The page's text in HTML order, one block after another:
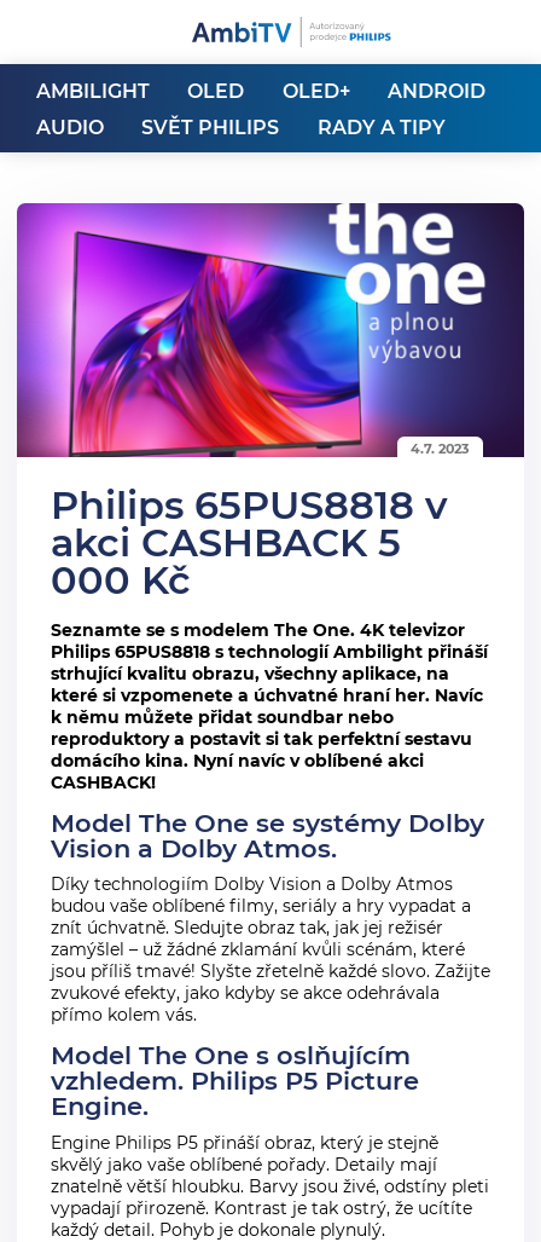
AMBILIGHT OLED OLED+
ANDROID
AUDIO
SVĚT PHILIPS RADY A TIPY
4.7. 2023
Philips 65PUS8818 v
akci CASHBACK 5
000 Kč
Seznamte se s modelem The One. 4K televizor
Philips 65PUS8818 s technologií Ambilight přináší
strhující kvalitu obrazu, všechny aplikace, na
které si vzpomenete a úchvatné hraní her. Navíc
k němu můžete přidat soundbar nebo
reproduktory a postavit si tak perfektní sestavu
domácího kina. Nyní navíc v oblíbené akci
CASHBACK!
Model The One se systémy Dolby
Vision a Dolby Atmos.
Díky technologiím Dolby Vision a Dolby Atmos
budou vaše oblíbené filmy, seriály a hry vypadat a
znít úchvatně. Sledujte obraz tak, jak jej režisér
zamýšlel – už žádné zklamání kvůli scénám, které
jsou příliš tmavé! Slyšte zřetelně každé slovo. Zažijte
zvukové efekty, jako kdyby se akce odehrávala
přímo kolem vás.
Model The One s oslňujícím
vzhledem. Philips P5 Picture
Engine.
Engine Philips P5 přináší obraz, který je stejně
skvělý jako vaše oblíbené pořady. Detaily mají
znatelně větší hloubku. Barvy jsou živé, odstíny pleti
vypadají přirozeně. Kontrast je tak ostrý, že ucítíte
každý detail. Pohyb je dokonale plynulý.